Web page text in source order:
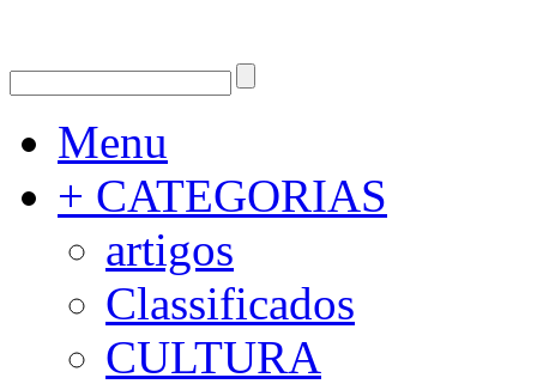
Menu
+ CATEGORIAS
artigos
Classificados
CULTURA